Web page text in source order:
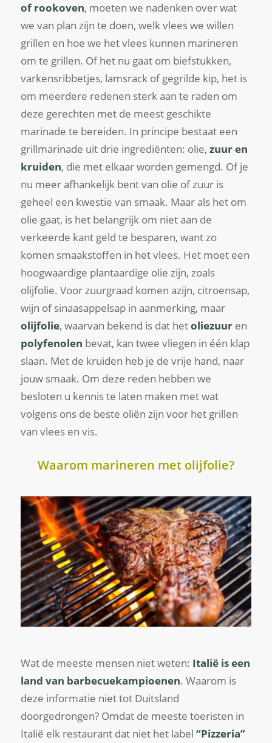
of rookoven, moeten we nadenken over wat
we van plan zijn te doen, welk vlees we willen
grillen en hoe we het vlees kunnen marineren
om te grillen. Of het nu gaat om biefstukken,
varkensribbetjes, lamsrack of gegrilde kip, het is
om meerdere redenen sterk aan te raden om
deze gerechten met de meest geschikte
marinade te bereiden. In principe bestaat een
grillmarinade uit drie ingrediënten: olie, zuur en
kruiden, die met elkaar worden gemengd. Of je
nu meer afhankelijk bent van olie of zuur is
geheel een kwestie van smaak. Maar als het om
olie gaat, is het belangrijk om niet aan de
verkeerde kant geld te besparen, want zo
komen smaakstoffen in het vlees. Het moet een
hoogwaardige plantaardige olie zijn, zoals
olijfolie. Voor zuurgraad komen azijn, citroensap,
wijn of sinaasappelsap in aanmerking, maar
olijfolie, waarvan bekend is dat hetoliezuuren
polyfenolen bevat, kan twee vliegen in één klap
slaan. Met de kruiden heb je de vrije hand, naar
jouw smaak. Om deze reden hebben we
besloten u kennis te laten maken met wat
volgens ons de beste oliën zijn voor het grillen
van vlees en vis.
Waarom marineren met olijfolie?
Wat de meeste mensen niet weten: Italië is een
land van barbecuekampioenen. Waarom is
deze informatie niet tot Duitsland
doorgedrongen? Omdat de meeste toeristen in
Italië elk restaurant dat niet het label “Pizzeria”